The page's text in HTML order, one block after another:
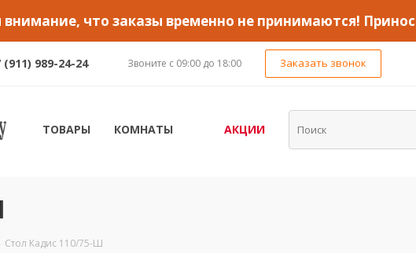
что заказы временно не принимаются!
(911) 989-24-24 Звоните с 09:00 до 18:00 Заказать звонок
ТОВАРЫ КОМНАТЫ АКЦИИ
Стол Кадис 110/75-Ш